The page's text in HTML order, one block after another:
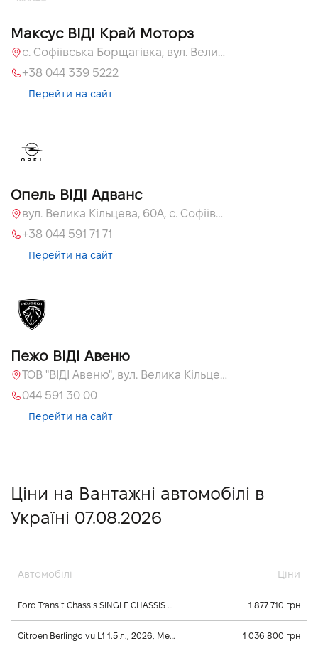
Максус ВІДІ Край Моторз
с. Софіївська Борщагівка, вул. Велика Кільцева, 60а
+38 044 339 5222
Перейти на сайт
Опель ВІДІ Адванс
вул. Велика Кільцева, 60А, с. Софіївська Борщагівка
+38 044 591 71 71
Перейти на сайт
Пежо ВІДІ Авеню
ТОВ "ВІДІ Авеню", вул. Велика Кільцева, 60, с. Софіївська Борщагівка
044 591 30 00
Перейти на сайт
Ціни на Вантажні автомобілі в
Україні 07.08.2026
Автомобілі Ціни
Ford Transit Chassis SINGLE CHASSIS CAB 350L 2.2 л., 2024, Механічна 1 877 710 грн
Citroen Berlingo vu L1 1.5 л., 2026, Механічна 1 036 800 грн